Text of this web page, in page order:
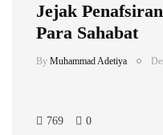
Jejak
Para Sahabat
By Muhammad Adetiya
769 0